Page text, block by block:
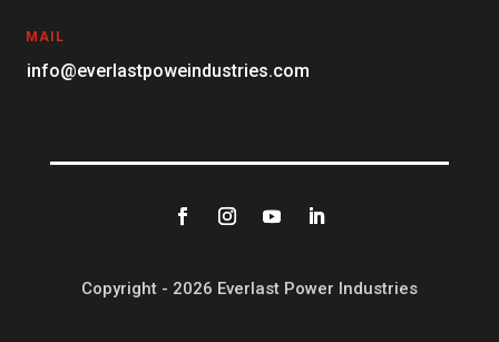
MAIL
info@everlastpoweindustries.com
Copyright - 2026 Everlast Power Industries